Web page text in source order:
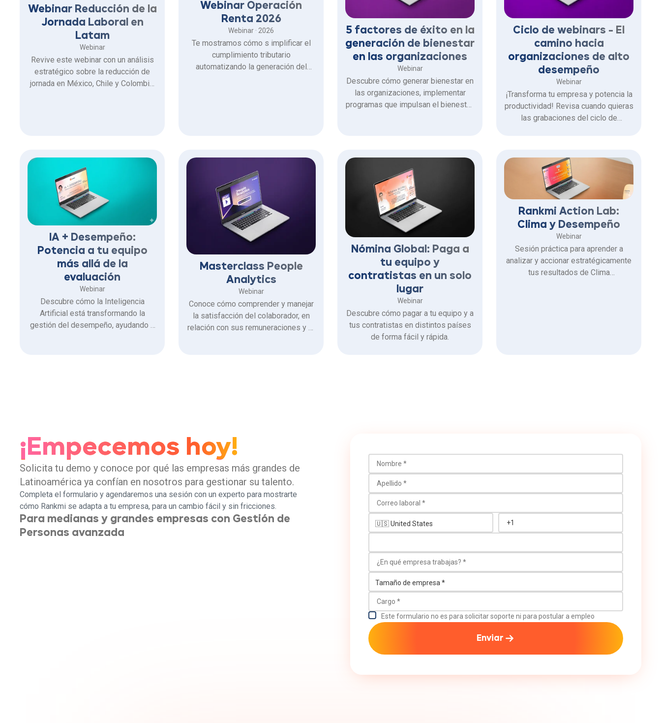
Webinar Reducción de la
Jornada Laboral en
Latam
Webinar
Revive este webinar con un análisis
estratégico sobre la reducción de
jornada en México, Chile y Colombia.
Webinar Operación
Renta 2026
Webinar · 2026
Te mostramos cómo s implificar el
cumplimiento tributario
automatizando la generación del
5 factores de éxito en la
generación de bienestar
en las organizaciones
Webinar
Descubre cómo generar bienestar en
las organizaciones, implementar
programas que impulsan el bienestar,
Ciclo de webinars - El
camino hacia
organizaciones de alto
desempeño
Webinar
¡Transforma tu empresa y potencia la
productividad! Revisa cuando quieras
las grabaciones del ciclo de
experiencia de tus colaboradores.
IA + Desempeño:
Potencia a tu equipo
más allá de la
evaluación
Webinar
Descubre cómo la Inteligencia
Artificial está transformando la
gestión del desempeño, ayudando a
Masterclass People
Analytics
Webinar
Conoce cómo comprender y manejar
la satisfacción del colaborador, en
relación con sus remuneraciones y el
Nómina Global: Paga a
tu equipo y
contratistas en un solo
lugar
Webinar
Descubre cómo pagar a tu equipo y a
tus contratistas en distintos países
de forma fácil y rápida.
Rankmi Action Lab:
Clima y Desempeño
Webinar
Sesión práctica para aprender a
analizar y accionar estratégicamente
tus resultados de Clima
¡Empecemos hoy!
Solicita tu demo y conoce por qué las empresas más grandes de
Latinoamérica ya confían en nosotros para gestionar su talento.
Completa el formulario y agendaremos una sesión con un experto para mostrarte
cómo Rankmi se adapta a tu empresa, para un cambio fácil y sin fricciones.
Para medianas y grandes empresas con Gestión de
Personas avanzada
Este formulario no es para solicitar soporte ni para postular a empleo
Enviar